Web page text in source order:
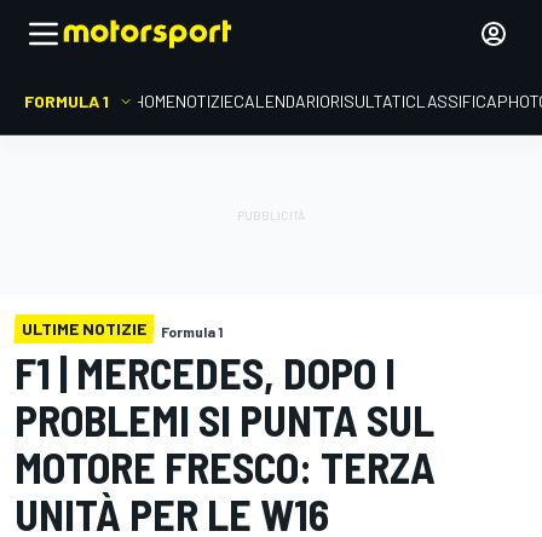
FORMULA 1 HOMENOTIZIECALENDARIORISULTATICLASSIFICA
ULTIME NOTIZIE Formula 1
F1 | MERCEDES, DOPO I
PROBLEMI SI PUNTA SUL
MOTORE FRESCO: TERZA
UNITÀ PER LE W16